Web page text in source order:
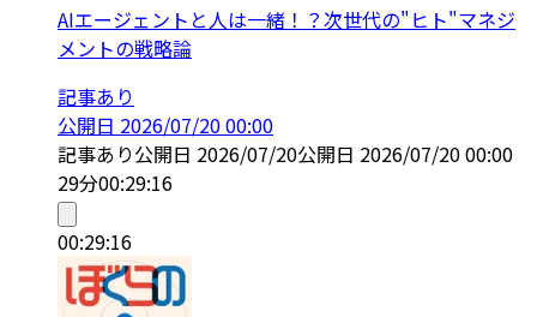
AIエージェントと人は一緒！？次世代の"ヒト"マネジ
メントの戦略論
記事あり
公開日 2026/07/20 00:00
記事あり公開日 2026/07/20公開日 2026/07/20 00:00
29分00:29:16
00:29:16